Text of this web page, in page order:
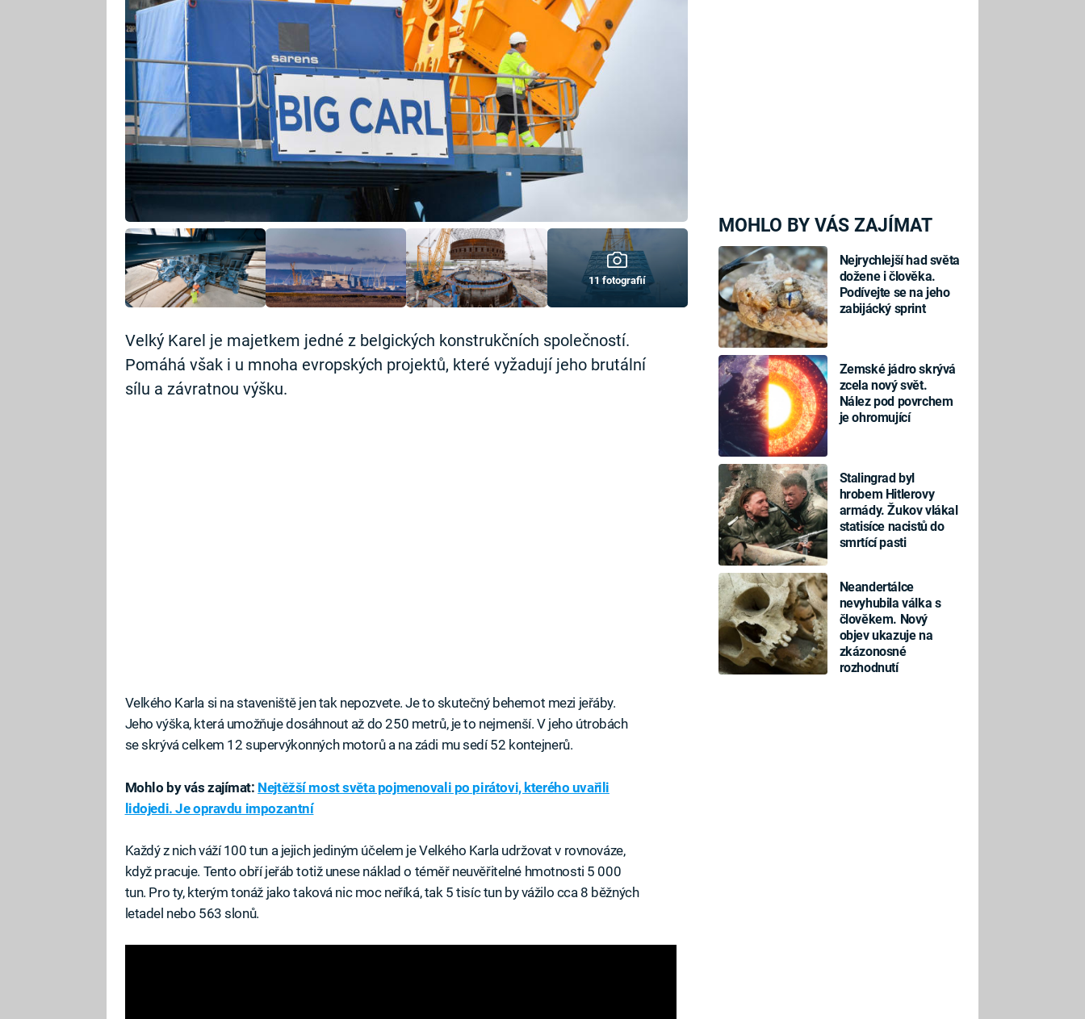
MOHLO BY VÁS ZAJÍMAT
Nejrychlejší had světa
dožene i člověka.
Podívejte se na jeho
zabijácký sprint
Zemské jádro skrývá
zcela nový svět.
Nález pod povrchem
je ohromující
Stalingrad byl
hrobem Hitlerovy
armády. Žukov vlákal
statisíce nacistů do
smrtící pasti
Neandertálce
nevyhubila válka s
člověkem. Nový
objev ukazuje na
zkázonosné
rozhodnutí
11 fotografií
Velký Karel je majetkem jedné z belgických konstrukčních společností.
Pomáhá však i u mnoha evropských projektů, které vyžadují jeho brutální
sílu a závratnou výšku.
Velkého Karla si na staveniště jen tak nepozvete. Je to skutečný behemot mezi jeřáby.
Jeho výška, která umožňuje dosáhnout až do 250 metrů, je to nejmenší. V jeho útrobách
se skrývá celkem 12 supervýkonných motorů a na zádi mu sedí 52 kontejnerů.
Mohlo by vás zajímat: Nejtěžší most světa pojmenovali po pirátovi, kterého uvařili
lidojedi. Je opravdu impozantní
Každý z nich váží 100 tun a jejich jediným účelem je Velkého Karla udržovat v rovnováze,
když pracuje. Tento obří jeřáb totiž unese náklad o téměř neuvěřitelné hmotnosti 5 000
tun. Pro ty, kterým tonáž jako taková nic moc neříká, tak 5 tisíc tun by vážilo cca 8 běžných
letadel nebo 563 slonů.